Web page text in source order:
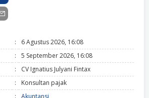
:
6 Agustus 2026, 16:08
:
5 September 2026, 16:08
:
CV Ignatius Julyani Fintax
:
Konsultan pajak